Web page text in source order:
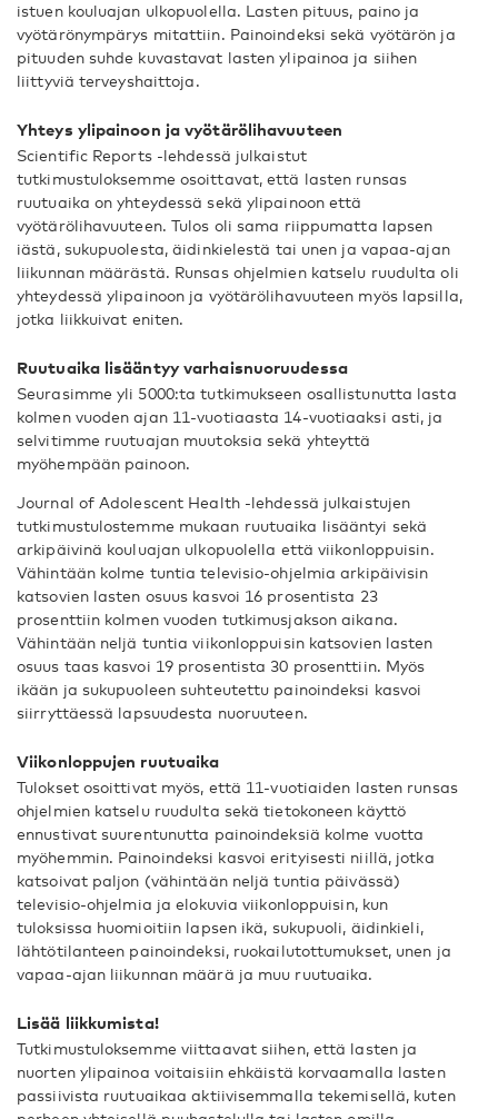
istuen kouluajan ulkopuolella. Lasten pituus, paino ja
vyötärönympärys mitattiin. Painoindeksi sekä vyötärön ja
pituuden suhde kuvastavat lasten ylipainoa ja siihen
liittyviä terveyshaittoja.
Yhteys ylipainoon ja vyötärölihavuuteen
Scientific Reports -lehdessä julkaistut
tutkimustuloksemme osoittavat, että lasten runsas
ruutuaika on yhteydessä sekä ylipainoon että
vyötärölihavuuteen. Tulos oli sama riippumatta lapsen
iästä, sukupuolesta, äidinkielestä tai unen ja vapaa-ajan
liikunnan määrästä. Runsas ohjelmien katselu ruudulta oli
yhteydessä ylipainoon ja vyötärölihavuuteen myös lapsilla,
jotka liikkuivat eniten.
Ruutuaika lisääntyy varhaisnuoruudessa
Seurasimme yli 5000:ta tutkimukseen osallistunutta lasta
kolmen vuoden ajan 11-vuotiaasta 14-vuotiaaksi asti, ja
selvitimme ruutuajan muutoksia sekä yhteyttä
myöhempään painoon.
Journal of Adolescent Health -lehdessä julkaistujen
tutkimustulostemme mukaan ruutuaika lisääntyi sekä
arkipäivinä kouluajan ulkopuolella että viikonloppuisin.
Vähintään kolme tuntia televisio-ohjelmia arkipäivisin
katsovien lasten osuus kasvoi 16 prosentista 23
prosenttiin kolmen vuoden tutkimusjakson aikana.
Vähintään neljä tuntia viikonloppuisin katsovien lasten
osuus taas kasvoi 19 prosentista 30 prosenttiin. Myös
ikään ja sukupuoleen suhteutettu painoindeksi kasvoi
siirryttäessä lapsuudesta nuoruuteen.
Viikonloppujen ruutuaika
Tulokset osoittivat myös, että 11-vuotiaiden lasten runsas
ohjelmien katselu ruudulta sekä tietokoneen käyttö
ennustivat suurentunutta painoindeksiä kolme vuotta
myöhemmin. Painoindeksi kasvoi erityisesti niillä, jotka
katsoivat paljon (vähintään neljä tuntia päivässä)
televisio-ohjelmia ja elokuvia viikonloppuisin, kun
tuloksissa huomioitiin lapsen ikä, sukupuoli, äidinkieli,
lähtötilanteen painoindeksi, ruokailutottumukset, unen ja
vapaa-ajan liikunnan määrä ja muu ruutuaika.
Lisää liikkumista!
Tutkimustuloksemme viittaavat siihen, että lasten ja
nuorten ylipainoa voitaisiin ehkäistä korvaamalla lasten
passiivista ruutuaikaa aktiivisemmalla tekemisellä, kuten